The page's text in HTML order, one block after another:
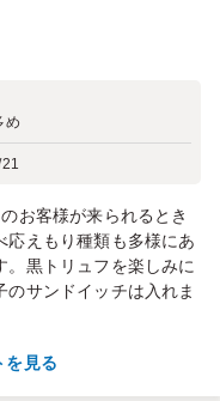
め
お客様が来られるとき
応えもり種類も多様にあ
。黒トリュフを楽しみに
のサンドイッチは入れま
を見る